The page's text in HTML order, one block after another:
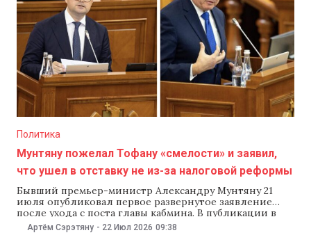
Политика
Мунтяну пожелал Тофану «смелости» и заявил,
что ушел в отставку не из-за налоговой реформы
Бывший премьер-министр Александру Мунтяну 21
июля опубликовал первое развернутое заявление
после ухода с поста главы кабмина. В публикации в
соцсетях Мунтяну подвел итоги восьми месяцев
работы, пожелал успехов своему преемнику Василе
Артём Сэрэтяну - 22 Июл 2026 09:38